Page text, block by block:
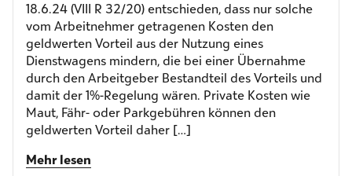
18.6.24 (VIII R 32/20) entschieden, dass nur solche
vom Arbeitnehmer getragenen Kosten den
geldwerten Vorteil aus der Nutzung eines
Dienstwagens mindern, die bei einer Übernahme
durch den Arbeitgeber Bestandteil des Vorteils und
damit der 1%-Regelung wären. Private Kosten wie
Maut, Fähr- oder Parkgebühren können den
geldwerten Vorteil daher […]
Mehr lesen